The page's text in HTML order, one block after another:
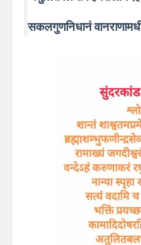
सकलगुणनिधानं